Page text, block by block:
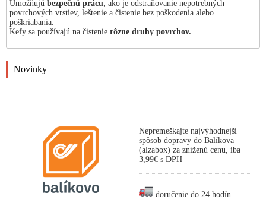
Umožňujú bezpečnú prácu, ako je odstraňovanie nepotrebných
povrchových vrstiev, leštenie a čistenie bez poškodenia alebo
poškriabania.
Kefy sa používajú na čistenie rôzne druhy povrchov.
Novinky
Nepremeškajte najvýhodnejší
spôsob dopravy do Balíkova
(alzabox) za zníženú cenu, iba
3,99€ s DPH
doručenie do 24 hodín